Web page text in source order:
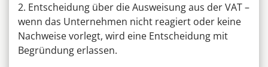
2. Entscheidung über die Ausweisung aus der VAT –
wenn das Unternehmen nicht reagiert oder keine
Nachweise vorlegt, wird eine Entscheidung mit
Begründung erlassen.